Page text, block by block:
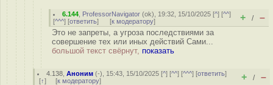
6.144 ProfessorNavigator (ok), 19:32, 15/10/2025 [^] [^^]
[^^^] [ответить] [к модератору] + / –
Это не запреты, а угроза последствиями за
совершение тех или иных действий Сами...
большой текст свёрнут, показать
4.138 ,Аноним (-), 15:43, 15/10/2025 [^] [^^] [^^^] [ответить]
[↑] [к модератору] + / –